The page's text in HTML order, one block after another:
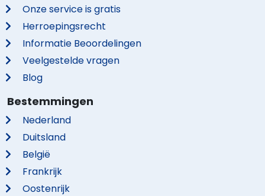
Onze service is gratis
Herroepingsrecht
Informatie Beoordelingen
Veelgestelde vragen
Blog
Bestemmingen
Nederland
Duitsland
België
Frankrijk
Oostenrijk